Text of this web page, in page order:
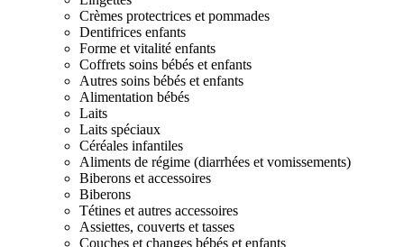
Crèmes protectrices et pommades
Dentifrices enfants
Forme et vitalité enfants
Coffrets soins bébés et enfants
Autres soins bébés et enfants
Alimentation bébés
Laits
Laits spéciaux
Céréales infantiles
Aliments de régime (diarrhées et vomissements)
Biberons et accessoires
Biberons
Tétines et autres accessoires
Assiettes, couverts et tasses
Couches et changes bébés et enfants